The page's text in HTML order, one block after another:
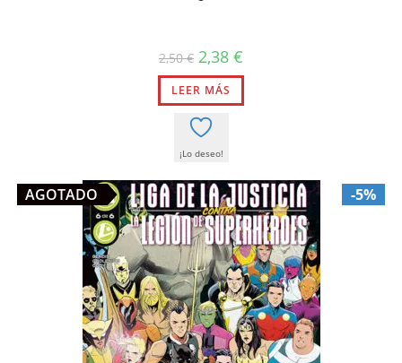
2,50€ El
precio
original
era:
2,50 €.
2,38 €
actual
2,38 €.
LEER MÁS
¡Lo deseo!
-5%
AGOTADO